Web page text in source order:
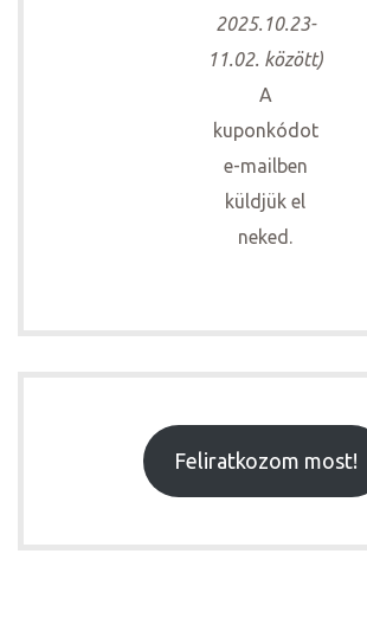
2025.10.23-
11.02. között)
A
kuponkódot
e-mailben
küldjük el
neked.
Feliratkozom most!